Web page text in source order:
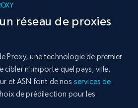
réseau de proxies
Proxy, une technologie de premier
cibler n’importe quel pays, ville,
et ASN font de nos services de
de prédilection pour les